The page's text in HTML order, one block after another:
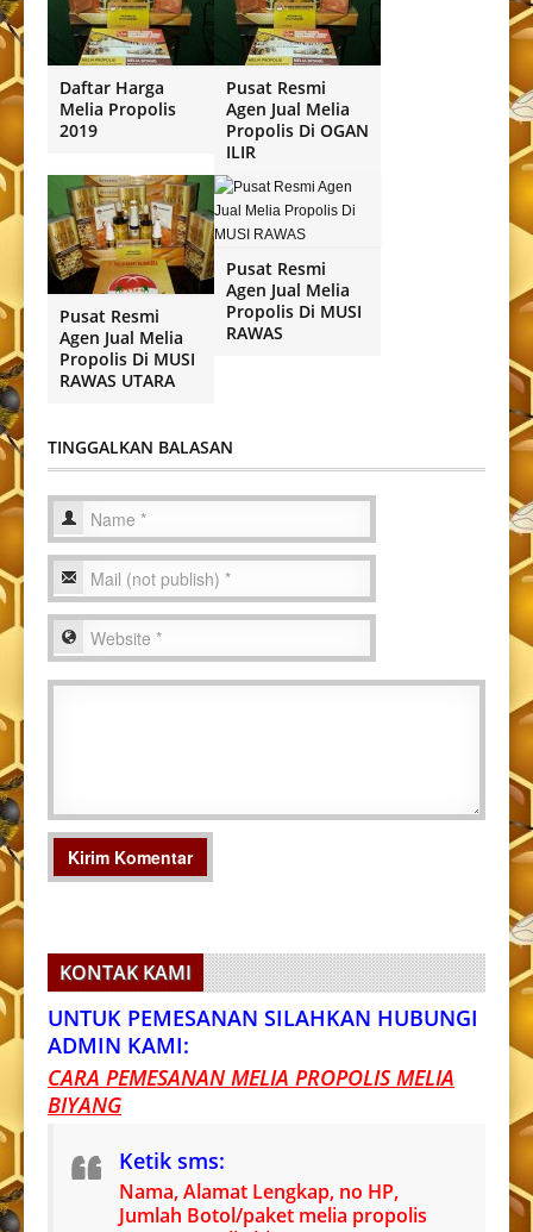
Daftar Harga
Melia Propolis
2019
Pusat Resmi
Agen Jual Melia
Propolis Di OGAN
ILIR
Pusat Resmi
Agen Jual Melia
Propolis Di MUSI
RAWAS UTARA
Pusat Resmi
Agen Jual Melia
Propolis Di MUSI
RAWAS
TINGGALKAN BALASAN
KONTAK KAMI
UNTUK PEMESANAN SILAHKAN HUBUNGI
ADMIN KAMI:
CARA PEMESANAN MELIA PROPOLIS MELIA
BIYANG
Ketik sms:
Nama, Alamat Lengkap, no HP,
Jumlah Botol/paket melia propolis